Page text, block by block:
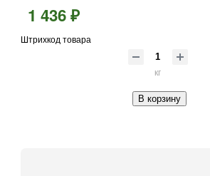
1 436 ₽
Штрихкод товара
кг
В корзину